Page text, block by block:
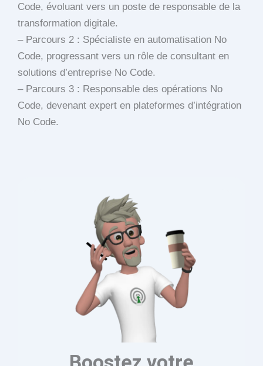
Code, évoluant vers un poste de responsable de la
transformation digitale.
– Parcours 2 : Spécialiste en automatisation No
Code, progressant vers un rôle de consultant en
solutions d’entreprise No Code.
– Parcours 3 : Responsable des opérations No
Code, devenant expert en plateformes d’intégration
No Code.